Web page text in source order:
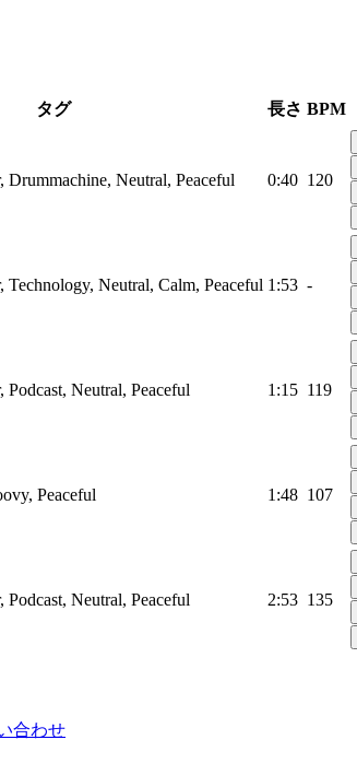
タグ 長さ BPM
Drummachine, Neutral, Peaceful 0:40 120
Technology, Neutral, Calm, Peaceful 1:53 -
Podcast, Neutral, Peaceful 1:15 119
Peaceful 1:48 107
Podcast, Neutral, Peaceful 2:53 135
合わせ